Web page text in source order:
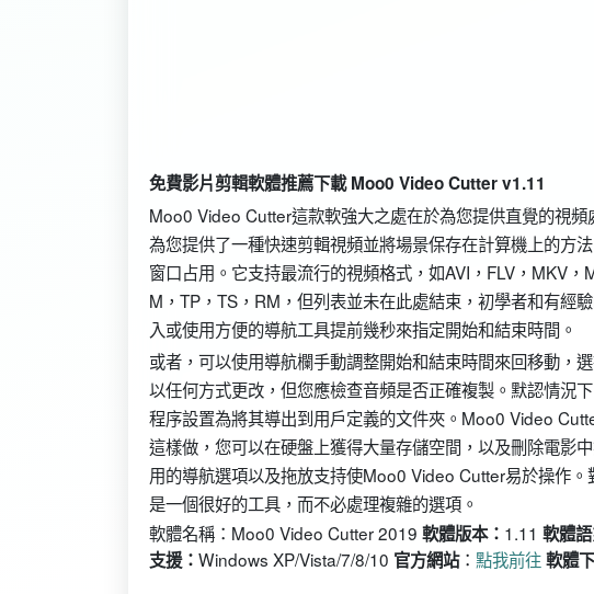
免費影片剪輯軟體推薦下載 Moo0 Video Cutter v1.11
Moo0 Video Cutter這款軟強大之處在於為您提供直覺的視
為您提供了一種快速剪輯視頻並將場景保存在計算機上的方
窗口占用。它支持最流行的視頻格式，如AVI，FLV，MKV
M，TP，TS，RM，但列表並未在此處結束，初學者和有經
入或使用方便的導航工具提前幾秒來指定開始和結束時間。
或者，可以使用導航欄手動調整開始和結束時間來回移動，
以任何方式更改，但您應檢查音頻是否正確複製。默認情況
程序設置為將其導出到用戶定義的文件夾。Moo0 Video
這樣做，您可以在硬盤上獲得大量存儲空間，以及刪除電影
用的導航選項以及拖放支持使Moo0 Video Cutter易於操作
是一個很好的工具，而不必處理複雜的選項。
軟體名稱：Moo0 Video Cutter 2019 軟體版本： 1.11 軟體語
支援： Windows XP/Vista/7/8/10 官方網站： 點我前往 軟體